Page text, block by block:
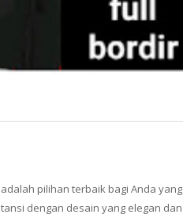
adalah pilihan terbaik bagi Anda
dengan desain yang elegan